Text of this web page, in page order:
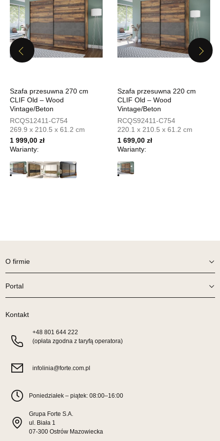
799,00 zł 639,20 zł
Najniższa cena sprzedawcy z ostatnich 30 dni 799,00 zł
Wybierz
Salon meblowy
UL.PIONIERÓW 44
66-600 KROSNO ODRZAŃSKIE
Nr tel.508100164
Adres e-mail:
meblostyl01@op.pl
Godziny otwarcia
799,00 zł
SALON MEBLOWY ORION
Nr tel.
Adres e-mail:orion@wphw.pl
Godziny otwarcia
SALON MEBLOWY TED
Salon meblowy
UL.DWORCOWA 4
Previous
Szafa przesuwna 270 cm
CLIF Old – Wood
Vintage/Beton
RCQS12411-C754
269.9 x 210.5 x 61.2 cm
1 999,00 zł
Warianty:
Szafa przesuwna 220 cm
CLIF Old – Wood
Vintage/Beton
RCQS92411-C754
220.1 x 210.5 x 61.2 cm
1 699,00 zł
Warianty:
Next
O firmie
Portal
Kontakt
+48 801 644 222
(opłata zgodna z taryfą operatora)
infolinia@forte.com.pl
Poniedziałek – piątek: 08:00–16:00
Grupa Forte S.A.
ul. Biała 1
07-300 Ostrów Mazowiecka